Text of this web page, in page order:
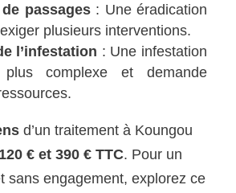
passages: Une éradication
plusieurs interventions.
l’infestation : Une infestation
complexe et demande
d’un traitement à Koungou
120 € et 390 € TTC. Pour un
sans engagement, explorez ce